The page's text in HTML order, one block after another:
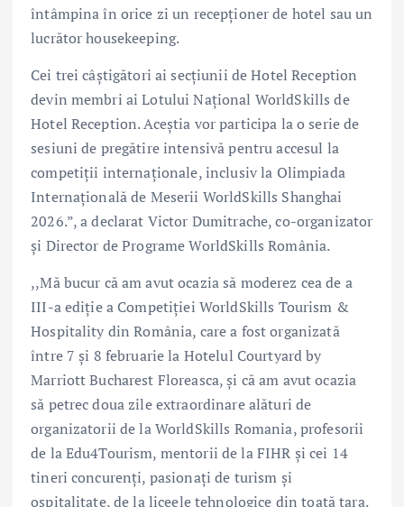
întâmpina în orice zi un recepționer de hotel sau un
lucrător housekeeping.
Cei trei câștigători ai secțiunii de Hotel Reception
devin membri ai Lotului Național WorldSkills de
Hotel Reception. Aceștia vor participa la o serie de
sesiuni de pregătire intensivă pentru accesul la
competiții internaționale, inclusiv la Olimpiada
Internațională de Meserii WorldSkills Shanghai
2026.”, a declarat Victor Dumitrache, co-organizator
și Director de Programe WorldSkills România.
,,Mă bucur că am avut ocazia să moderez cea de a
III-a ediție a Competiției WorldSkills Tourism &
Hospitality din România, care a fost organizată
între 7 și 8 februarie la Hotelul Courtyard by
Marriott Bucharest Floreasca, și că am avut ocazia
să petrec doua zile extraordinare alături de
organizatorii de la WorldSkills Romania, profesorii
de la Edu4Tourism, mentorii de la FIHR și cei 14
tineri concurenți, pasionați de turism și
ospitalitate, de la liceele tehnologice din toată țara.